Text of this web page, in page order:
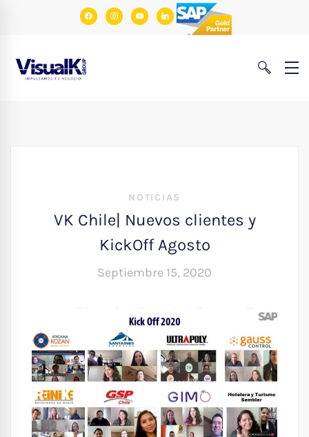
facebookinstagram
youtubelinkedin
NOTICIAS
VK Chile| Nuevos clientes y
KickOff Agosto
Septiembre 15, 2020